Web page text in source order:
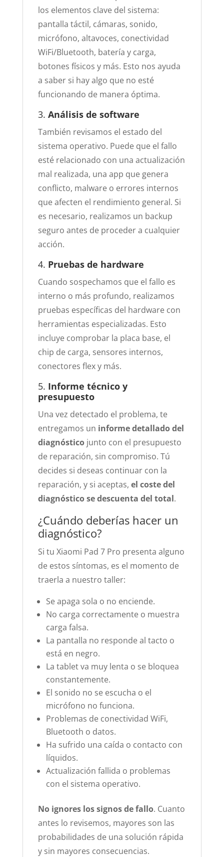
los elementos clave del sistema:
pantalla táctil, cámaras, sonido,
micrófono, altavoces, conectividad
WiFi/Bluetooth, batería y carga,
botones físicos y más. Esto nos ayuda
a saber si hay algo que no esté
funcionando de manera óptima.
3. Análisis de software
También revisamos el estado del
sistema operativo. Puede que el fallo
esté relacionado con una actualización
mal realizada, una app que genera
conflicto, malware o errores internos
que afecten el rendimiento general. Si
es necesario, realizamos un backup
seguro antes de proceder a cualquier
acción.
4. Pruebas de hardware
Cuando sospechamos que el fallo es
interno o más profundo, realizamos
pruebas específicas del hardware con
herramientas especializadas. Esto
incluye comprobar la placa base, el
chip de carga, sensores internos,
conectores flex y más.
5. Informe técnico y
presupuesto
Una vez detectado el problema, te
entregamos un informe detallado del
diagnósticojunto con el presupuesto
de reparación, sin compromiso. Tú
decides si deseas continuar con la
reparación, y si aceptas, el coste del
diagnóstico se descuenta del total.
¿Cuándo deberías hacer un
diagnóstico?
Si tu Xiaomi Pad 7 Pro presenta alguno
de estos síntomas, es el momento de
traerla a nuestro taller:
Se apaga sola o no enciende.
No carga correctamente o muestra
carga falsa.
La pantalla no responde al tacto o
está en negro.
La tablet va muy lenta o se bloquea
constantemente.
El sonido no se escucha o el
micrófono no funciona.
Problemas de conectividad WiFi,
Bluetooth o datos.
Ha sufrido una caída o contacto con
líquidos.
Actualización fallida o problemas
con el sistema operativo.
No ignores los signos de fallo. Cuanto
antes lo revisemos, mayores son las
probabilidades de una solución rápida
y sin mayores consecuencias.